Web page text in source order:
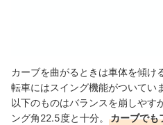
カーブを曲がるときは車体を傾け
転車にはスイング機能がついてい
以下のものはバランスを崩しやす
ング角22.5度と十分。
カーブでも